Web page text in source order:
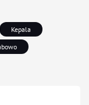
Kepala